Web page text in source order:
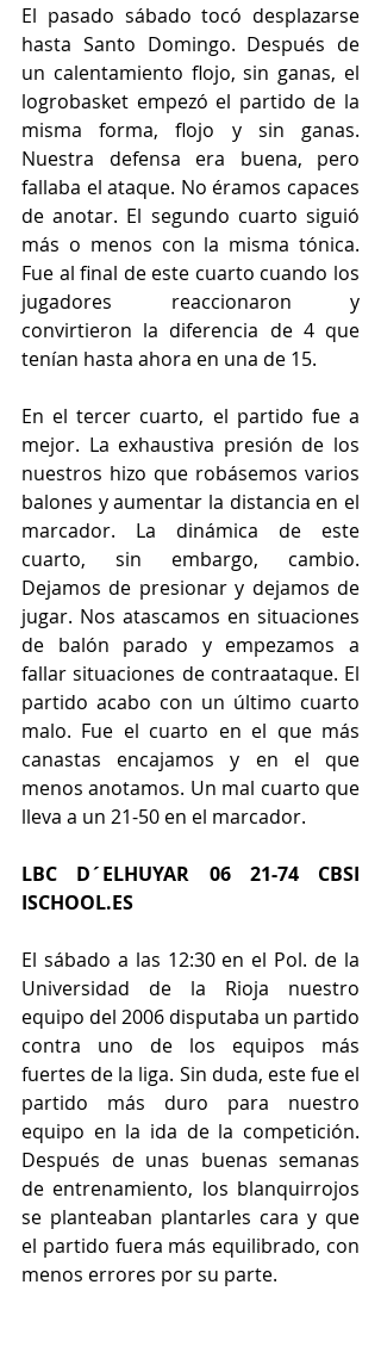
El pasado sábado tocó desplazarse
hasta Santo Domingo. Después de
un calentamiento flojo, sin ganas, el
logrobasket empezó el partido de la
misma forma, flojo y sin ganas.
Nuestra defensa era buena, pero
fallaba el ataque. No éramos capaces
de anotar. El segundo cuarto siguió
más o menos con la misma tónica.
Fue al final de este cuarto cuando los
jugadores reaccionaron y
convirtieron la diferencia de 4 que
tenían hasta ahora en una de 15.
En el tercer cuarto, el partido fue a
mejor. La exhaustiva presión de los
nuestros hizo que robásemos varios
balones y aumentar la distancia en el
marcador. La dinámica de este
cuarto, sin embargo, cambio.
Dejamos de presionar y dejamos de
jugar. Nos atascamos en situaciones
de balón parado y empezamos a
fallar situaciones de contraataque. El
partido acabo con un último cuarto
malo. Fue el cuarto en el que más
canastas encajamos y en el que
menos anotamos. Un mal cuarto que
lleva a un 21-50 en el marcador.
LBC D´ELHUYAR 06 21-74 CBSI
ISCHOOL.ES
El sábado a las 12:30 en el Pol. de la
Universidad de la Rioja nuestro
equipo del 2006 disputaba un partido
contra uno de los equipos más
fuertes de la liga. Sin duda, este fue el
partido más duro para nuestro
equipo en la ida de la competición.
Después de unas buenas semanas
de entrenamiento, los blanquirrojos
se planteaban plantarles cara y que
el partido fuera más equilibrado, con
menos errores por su parte.